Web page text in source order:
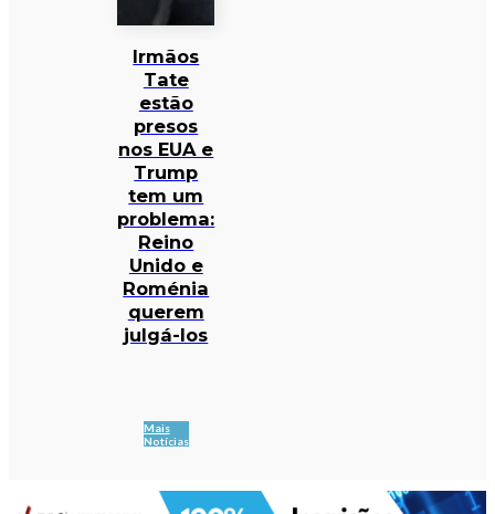
Irmãos
Tate
estão
presos
nos EUA e
Trump
tem um
problema:
Reino
Unido e
Roménia
querem
julgá-los
Mais
Notícias